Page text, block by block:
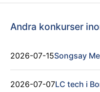
Andra konkurser
2026-07-15Songsay
2026-07-07LC tech i